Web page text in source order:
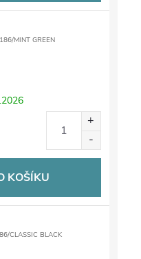
MINT GREEN
KOŠÍKU
CLASSIC BLACK